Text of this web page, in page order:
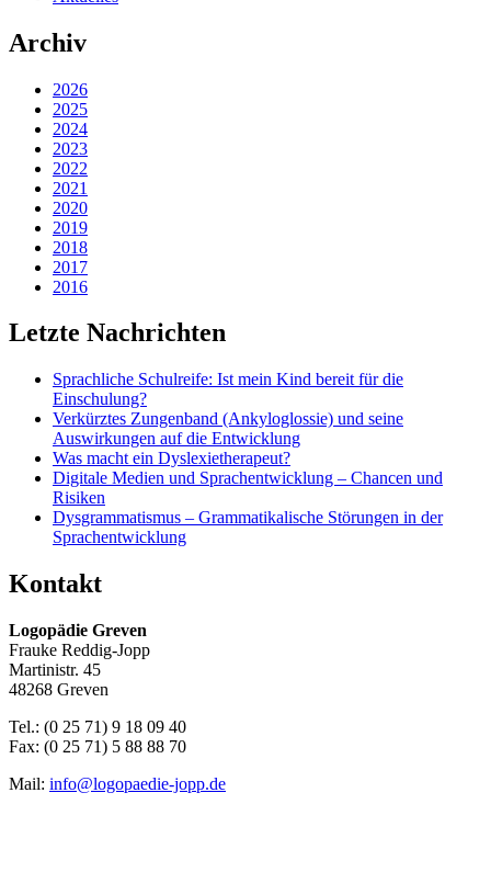
Archiv
2026
2025
2024
2023
2022
2021
2020
2019
2018
2017
2016
Letzte Nachrichten
Sprachliche Schulreife: Ist mein Kind bereit für die
Einschulung?
Verkürztes Zungenband (Ankyloglossie) und seine
Auswirkungen auf die Entwicklung
Was macht ein Dyslexietherapeut?
Digitale Medien und Sprachentwicklung – Chancen und
Risiken
Dysgrammatismus – Grammatikalische Störungen in der
Sprachentwicklung
Kontakt
Logopädie Greven
Frauke Reddig-Jopp
Martinistr. 45
48268 Greven
Tel.: (0 25 71) 9 18 09 40
Fax: (0 25 71) 5 88 88 70
Mail: info@logopaedie-jopp.de